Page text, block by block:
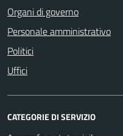
Organi di governo
Personale amministrativo
Politici
Uffici
CATEGORIE DI SERVIZIO